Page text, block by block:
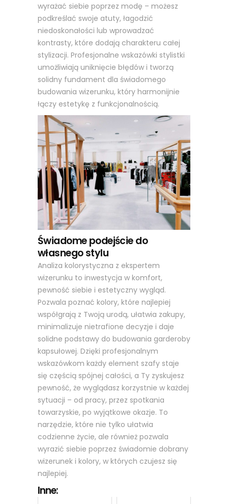
wyrażać siebie poprzez modę – możesz
podkreślać swoje atuty, łagodzić
niedoskonałości lub wprowadzać
kontrasty, które dodają charakteru całej
stylizacji. Profesjonalne wskazówki stylistki
umożliwiają uniknięcie błędów i tworzą
solidny fundament dla świadomego
budowania wizerunku, który harmonijnie
łączy estetykę z funkcjonalnością.
Świadome podejście do
własnego stylu
Analiza kolorystyczna z ekspertem
wizerunku to inwestycja w komfort,
pewność siebie i estetyczny wygląd.
Pozwala poznać kolory, które najlepiej
współgrają z Twoją urodą, ułatwia zakupy,
minimalizuje nietrafione decyzje i daje
solidne podstawy do budowania garderoby
kapsułowej. Dzięki profesjonalnym
wskazówkom każdy element szafy staje
się częścią spójnej całości, a Ty zyskujesz
pewność, że wyglądasz korzystnie w każdej
sytuacji – od pracy, przez spotkania
towarzyskie, po wyjątkowe okazje. To
narzędzie, które nie tylko ułatwia
codzienne życie, ale również pozwala
wyrazić siebie poprzez świadomie dobrany
wizerunek i kolory, w których czujesz się
najlepiej.
Inne: